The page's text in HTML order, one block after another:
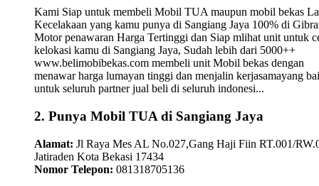
Kami Siap untuk membeli Mobil TUA maupun mobil bekas
Kecelakaan yang kamu punya di Sangiang Jaya 100% di
Motor penawaran Harga Tertinggi dan Siap mlihat unit untuk
kelokasi kamu di Sangiang Jaya, Sudah lebih dari 5000++
www.belimobibekas.com membeli unit Mobil bekas dengan
menawar harga lumayan tinggi dan menjalin kerjasamayang
untuk seluruh partner jual beli di seluruh indonesi...
2. Punya Mobil TUA di Sangiang Jaya
Alamat: Jl Raya Mes AL No.027,Gang Haji Fiin RT.001/
Jatiraden Kota Bekasi 17434
Nomor Telepon: 081318705136